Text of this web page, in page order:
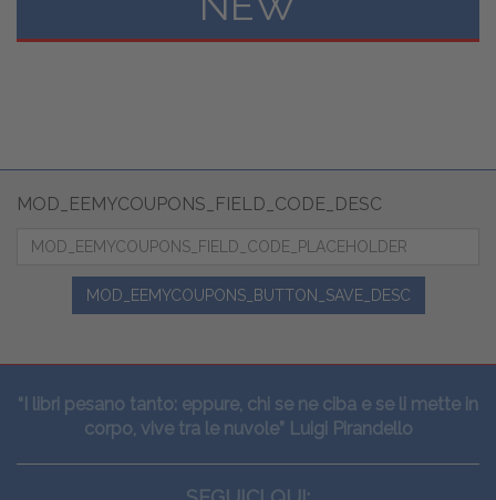
MOD_EEMYCOUPONS_FIELD_CODE_DESC
MOD_EEMYCOUPONS_BUTTON_SAVE_DESC
“I libri pesano tanto: eppure, chi se ne ciba e se li mette in
corpo, vive tra le nuvole” Luigi Pirandello